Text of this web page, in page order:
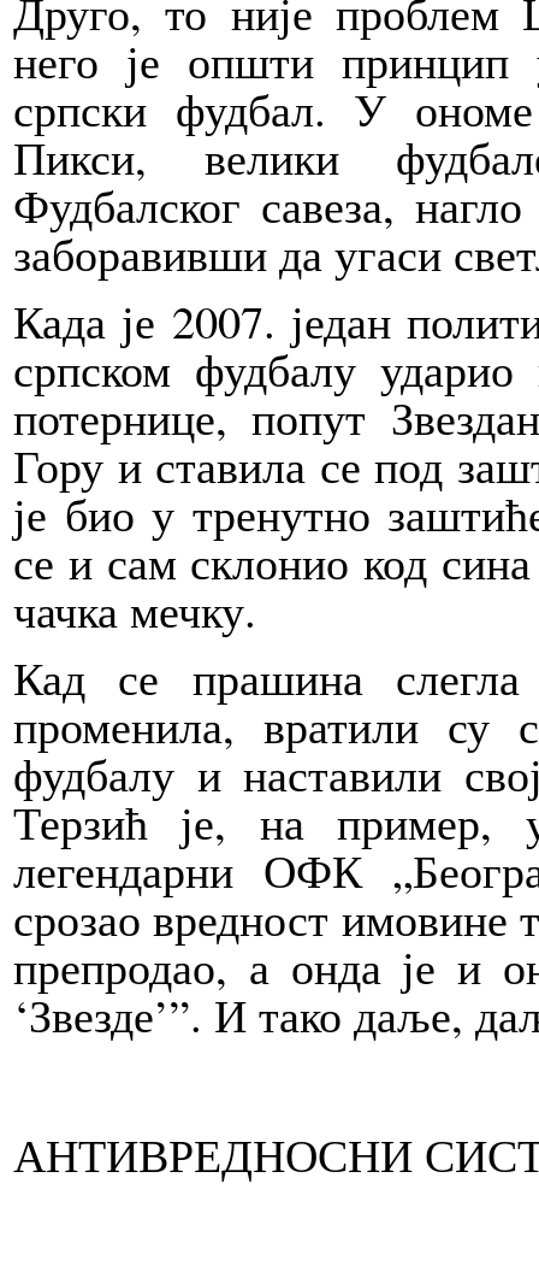
него је општи
српски фудбал. У
Пикси, велики
Фудбалског савеза,
заборавивши да угаси
Када је 2007. један
српском фудбалу
потернице, попут
Гору и ставила се под
је био у тренутно
се и сам склонио код
чачка мечку.
Кад се прашина
променила, вратили су
фудбалу и наставили
Терзић је, на пример,
легендарни ОФК
срозао вредност имовине
препродао, а онда је и
‘Звезде’”. И тако даље,
АНТИВРЕДНОСНИ